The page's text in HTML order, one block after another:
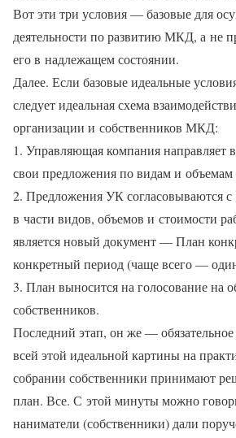
Вот эти три условия — базовые для
деятельности по развитию МКД, а не
его в надлежащем состоянии.
Далее. Если базовые идеальные
следует идеальная схема
организации и собственников МКД:
1. Управляющая компания направляет
свои предложения по видам и объемам
2. Предложения УК согласовываются
в части видов, объемов и стоимости
является новый документ — План
конкретный период (чаще всего —
3. План выносится на голосование на
собственников.
Последний этап, он же — обязательное
всей этой идеальной картины на
собрании собственники принимают
план. Все. С этой минуты можно
наниматели (собственники) дали